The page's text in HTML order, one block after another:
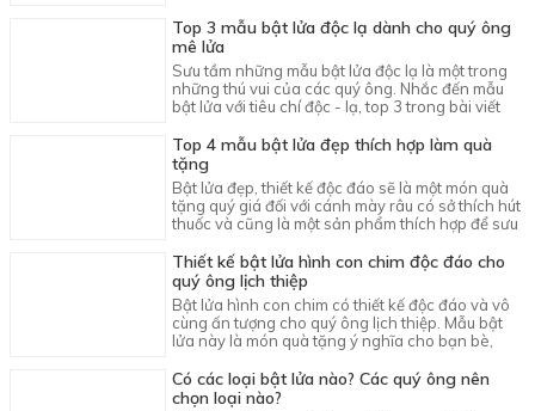
Top 3 mẫu bật lửa độc lạ dành cho quý ông
mê lửa
Sưu tầm những mẫu bật lửa độc lạ là một trong
những thú vui của các quý ông. Nhắc đến mẫu
bật lửa với tiêu chí độc - lạ, top 3 trong bài viết
Top 4 mẫu bật lửa đẹp thích hợp làm quà
tặng
Bật lửa đẹp, thiết kế độc đáo sẽ là một món quà
tặng quý giá đối với cánh mày râu có sở thích hút
thuốc và cũng là một sản phẩm thích hợp để sưu
Thiết kế bật lửa hình con chim độc đáo cho
quý ông lịch thiệp
Bật lửa hình con chim có thiết kế độc đáo và vô
cùng ấn tượng cho quý ông lịch thiệp. Mẫu bật
lửa này là món quà tặng ý nghĩa cho bạn bè,
Có các loại bật lửa nào? Các quý ông nên
chọn loại nào?